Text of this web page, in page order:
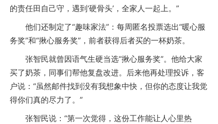
的责任田自己守，遇到‘硬骨头’，全家人一起上。”
他们还制定了“趣味家法”：每周匿名投票选出“暖心服
务奖”和“揪心服务奖”，前者获得后者买的一杯奶茶。
张智民就曾因语气生硬当选“揪心服务奖”。他给大家
买了奶茶，同事们帮他复盘改进。后来他再处理投诉，客
户说：“虽然邮件找到没有我想象中快，但你的态度让我觉
得你们真的尽力了。”
张智民说：“第一次觉得，这份工作能让人心里热